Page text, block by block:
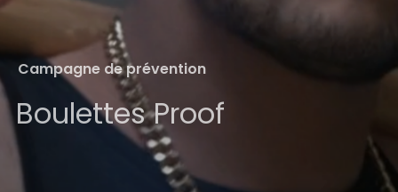
Work
About
Contact
Campagne de prévention
Boulettes Proof